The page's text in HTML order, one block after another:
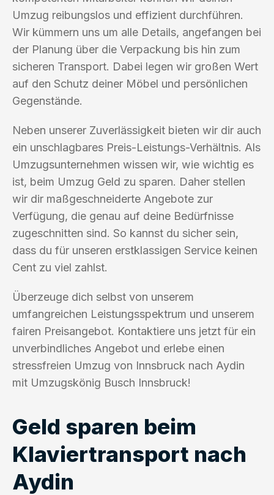
Umzug reibungslos und effizient durchführen.
Wir kümmern uns um alle Details, angefangen bei
der Planung über die Verpackung bis hin zum
sicheren Transport. Dabei legen wir großen Wert
auf den Schutz deiner Möbel und persönlichen
Gegenstände.
Neben unserer Zuverlässigkeit bieten wir dir auch
ein unschlagbares Preis-Leistungs-Verhältnis. Als
Umzugsunternehmen wissen wir, wie wichtig es
ist, beim Umzug Geld zu sparen. Daher stellen
wir dir maßgeschneiderte Angebote zur
Verfügung, die genau auf deine Bedürfnisse
zugeschnitten sind. So kannst du sicher sein,
dass du für unseren erstklassigen Service keinen
Cent zu viel zahlst.
Überzeuge dich selbst von unserem
umfangreichen Leistungsspektrum und unserem
fairen Preisangebot. Kontaktiere uns jetzt für ein
unverbindliches Angebot und erlebe einen
stressfreien Umzug von Innsbruck nach Aydin
mit Umzugskönig Busch Innsbruck!
Geld sparen beim
Klaviertransport nach
Aydin